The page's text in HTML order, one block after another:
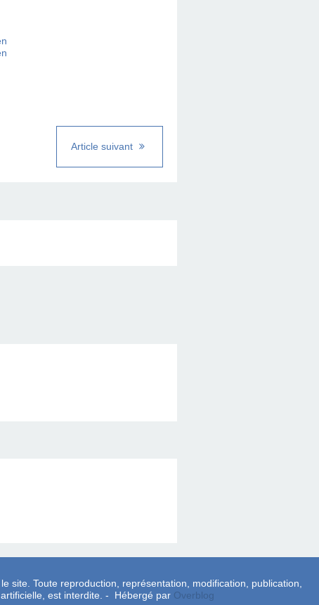
Article suivant
site. Toute reproduction, représentation, modification, publication,
est interdite. - Hébergé par Overblog